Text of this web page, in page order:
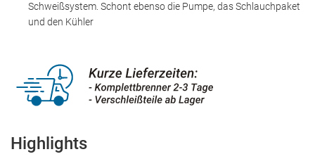
Schweißsystem. Schont ebenso die Pumpe, das Schlauchpaket
und den Kühler
Highlights